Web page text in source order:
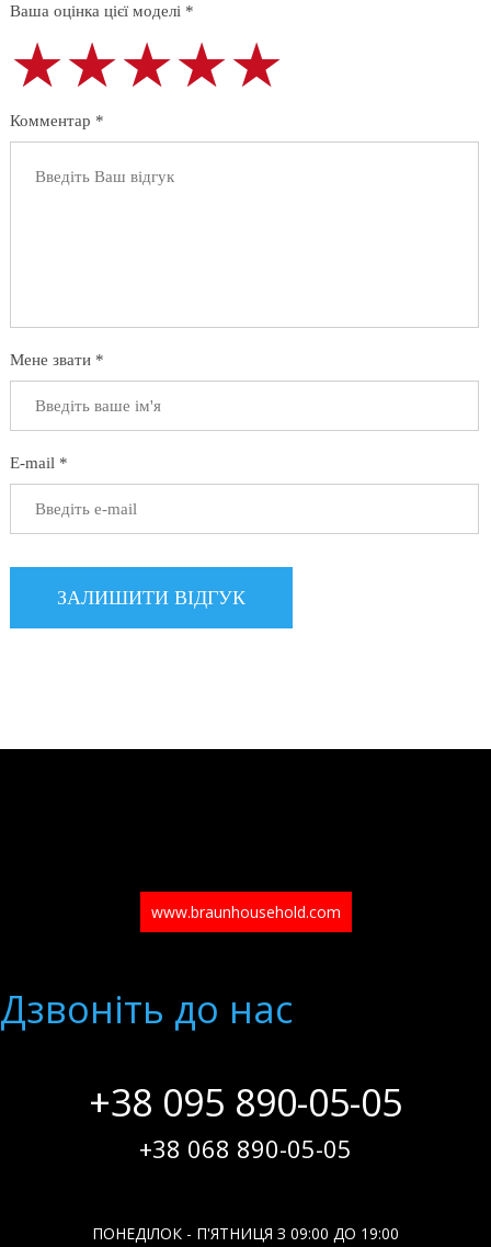
Ваша оцінка цієї моделі *
★★★★★
★★★★★
★★★★★
Комментар *
Мене звати *
E-mail *
www.braunhousehold.com
Дзвонiть до нас
+38 095 890-05-05
+38 068 890-05-05
ПОНЕДІЛОК - П'ЯТНИЦЯ З 09:00 ДО 19:00